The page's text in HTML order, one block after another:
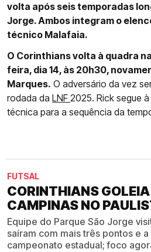
volta após seis temporadas
Jorge. Ambos integram o
técnico Malafaia.
O Corinthians volta à quadra
feira, dia 14, às 20h30,
Marques. O adversário da vez
rodada da LNF 2025. Rick segue
técnica para a sequência da
FUTSAL
CORINTHIANS
CAMPINAS NO
Equipe do Parque São Jorge
saíram com mais três pontos e
campeonato estadual; foco